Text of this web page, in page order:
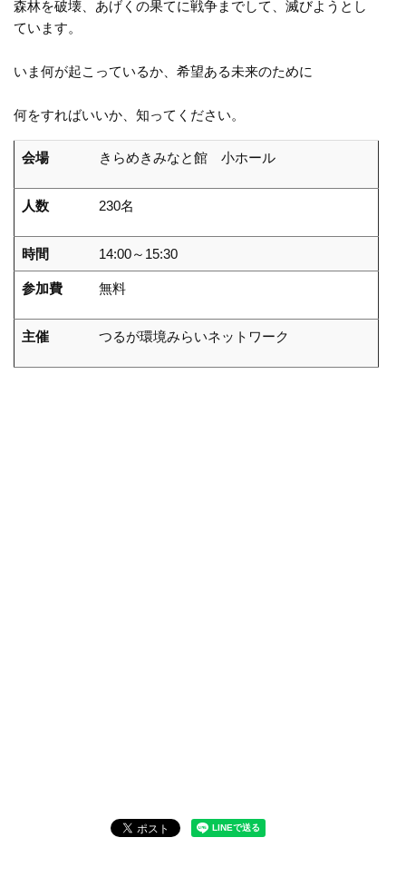
森林を破壊、あげくの果てに戦争までして、滅びようとし
ています。
いま何が起こっているか、希望ある未来のために
何をすればいいか、知ってください。
会場 きらめきみなと館 小ホール
人数 230名
時間 14:00～15:30
参加費 無料
主催 つるが環境みらいネットワーク